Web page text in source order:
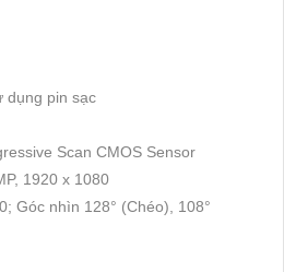
dụng pin sạc
Scan CMOS Sensor
1920 x 1080
Góc nhìn 128° (Chéo), 108°